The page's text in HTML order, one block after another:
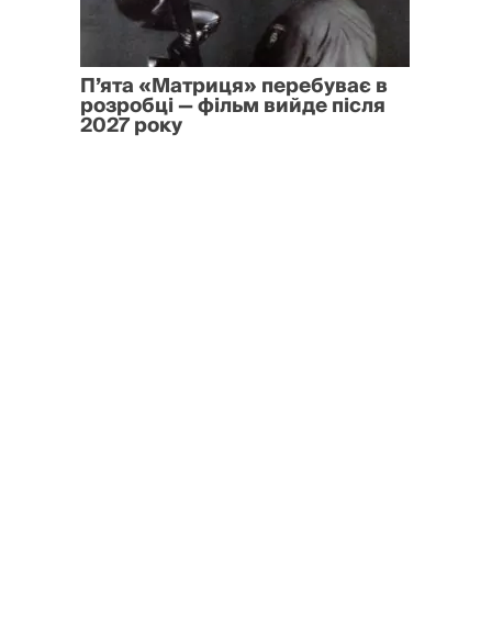
П’ята «Матриця» перебуває в
розробці — фільм вийде після
2027 року